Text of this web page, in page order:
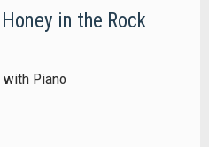
in the Rock
with Piano